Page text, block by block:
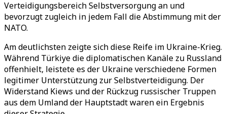
Verteidigungsbereich Selbstversorgung an und
bevorzugt zugleich in jedem Fall die Abstimmung mit der
NATO.
Am deutlichsten zeigte sich diese Reife im Ukraine-Krieg.
Während Türkiye die diplomatischen Kanäle zu Russland
offenhielt, leistete es der Ukraine verschiedene Formen
legitimer Unterstützung zur Selbstverteidigung. Der
Widerstand Kiews und der Rückzug russischer Truppen
aus dem Umland der Hauptstadt waren ein Ergebnis